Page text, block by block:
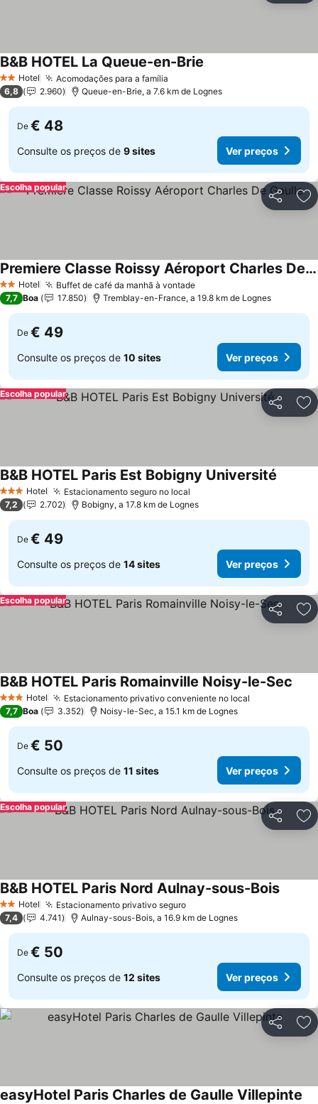
2 Estrelas
Hotel Acomodações para a família
B&B HOTEL La Queue-en-Brie
6,8 2.960 Queue-en-Brie, a 7.6 km de Lognes
De € 48
Consulte os preços de 9 sites Ver preços
Partilhar
Escolha popular
2 Estrelas
Hotel Buffet de café da manhã à vontadeVer preços
Premiere Classe Roissy Aéroport Charles De Gaulle
Ver preços
7,7 Boa 17.850 Tremblay-en-France, a 19.8 km de Lognes
De € 49
Consulte os preços de 10 sites Ver preços
Partilhar
Escolha popular
3 EstrelasHotel Estacionamento seguro no local
B&B HOTEL Paris Est Bobigny Université
7,2 2.702 Bobigny, a 17.8 km de Lognes
De € 49
Consulte os preços de 14 sites Ver preços
Partilhar
Escolha popular
3 EstrelasHotel Estacionamento privativo conveniente no local
B&B HOTEL Paris Romainville Noisy-le-Sec
7,7 Boa 3.352 Noisy-le-Sec, a 15.1 km de Lognes
De € 50
Consulte os preços de 11 sites Ver preços
Partilhar
Escolha popular
2 Estrelas
Hotel Estacionamento privativo seguroVer preços
B&B HOTEL Paris Nord Aulnay-sous-BoisVer
7,4 4.741 Aulnay-sous-Bois, a 16.9 km de Lognes
De € 50
Consulte os preços de 12 sites Ver preços
Partilhar
easyHotel Paris Charles de Gaulle Villepinte